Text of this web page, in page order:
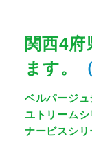
関西4
ます。
ベルパージ
ユトリームシ
ナービスシリ